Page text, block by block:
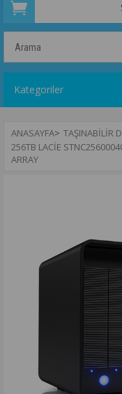
Kategoriler
ANASAYFA> TAŞINABILIR
256TB LACIE
ARRAY